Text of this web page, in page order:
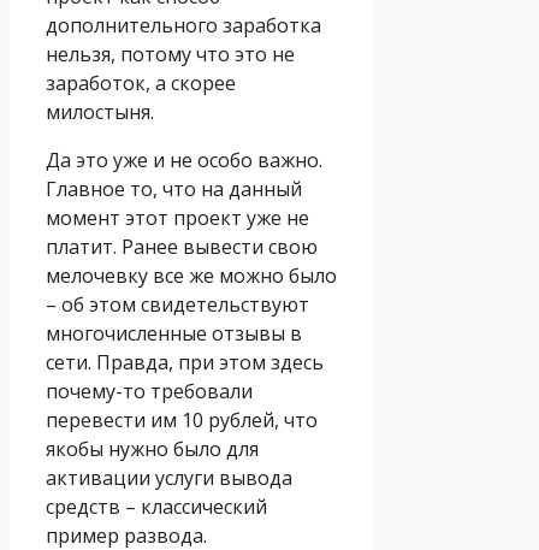
дополнительного заработка
нельзя, потому что это не
заработок, а скорее
милостыня.
Да это уже и не особо важно.
Главное то, что на данный
момент этот проект уже не
платит. Ранее вывести свою
мелочевку все же можно было
– об этом свидетельствуют
многочисленные отзывы в
сети. Правда, при этом здесь
почему-то требовали
перевести им 10 рублей, что
якобы нужно было для
активации услуги вывода
средств – классический
пример развода.